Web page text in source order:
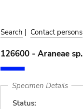
Search | Contact persons
126600 - Araneae sp.
Specimen Details
Status: